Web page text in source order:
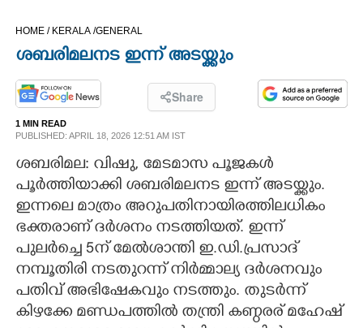
CINEMA
OPINION
PHOTOS
LIFESTYLE
SPIRITUAL
INFO+
ART
HOME / KERALA /GENERAL
ശബരിമലനട ഇന്ന് അടയ്ക്കും
Share
1 MIN READ
PUBLISHED: APRIL 18, 2026 12:51 AM IST
ശബരിമല: വിഷു, മേടമാസ പൂജകൾ
പൂർത്തിയാക്കി ശബരിമലനട ഇന്ന് അടയ്ക്കും.
ഇന്നലെ മാത്രം അറുപതിനായിരത്തിലധികം
ഭക്തരാണ് ദർശനം നടത്തിയത്. ഇന്ന്
പുലർച്ചെ 5ന് മേൽശാന്തി ഇ.ഡി.പ്രസാദ്
നമ്പൂതിരി നടതുറന്ന് നിർമ്മാല്യ ദർശനവും
പതിവ് അഭിഷേകവും നടത്തും. തുടർന്ന്
കിഴക്കേ മണ്ഡപത്തിൽ തന്ത്രി കണ്ഠരര് മഹേഷ്